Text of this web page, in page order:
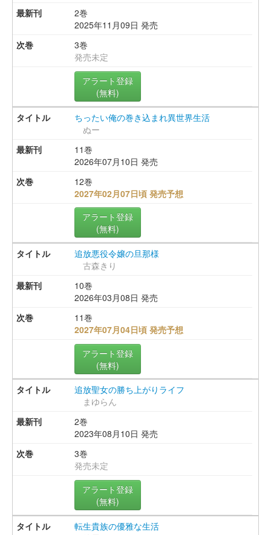
2巻
2025年11月09日 発売
3巻
発売未定
アラート登録
(無料)
ちったい俺の巻き込まれ異世界生活
ぬー
11巻
2026年07月10日 発売
12巻
2027年02月07日頃 発売予想
アラート登録
(無料)
追放悪役令嬢の旦那様
古森きり
10巻
2026年03月08日 発売
11巻
2027年07月04日頃 発売予想
アラート登録
(無料)
追放聖女の勝ち上がりライフ
まゆらん
2巻
2023年08月10日 発売
3巻
発売未定
アラート登録
(無料)
転生貴族の優雅な生活